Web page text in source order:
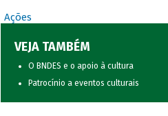
Ações
VEJA TAMBÉM
O BNDES e o apoio à cultura
Patrocínio a eventos culturais